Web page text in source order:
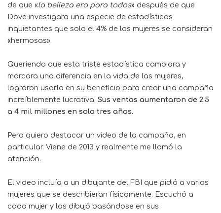
de que «la belleza era para todos» después de que
Dove investigara una especie de estadísticas
inquietantes que solo el 4% de las mujeres se consideran
«hermosas».
Queriendo que esta triste estadística cambiara y
marcara una diferencia en la vida de las mujeres,
lograron usarla en su beneficio para crear una campaña
increíblemente lucrativa. Sus ventas aumentaron de 2.5
a 4 mil millones en solo tres años.
Pero quiero destacar un video de la campaña, en
particular. Viene de 2013 y realmente me llamó la
atención.
El video incluía a un dibujante del FBI que pidió a varias
mujeres que se describieran físicamente. Escuchó a
cada mujer y las dibujó basándose en sus